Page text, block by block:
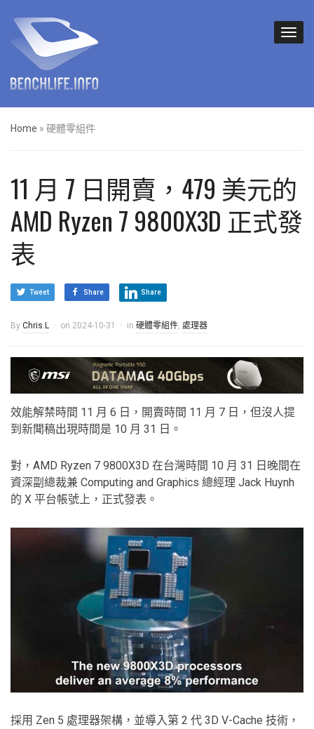
Home » 硬體零組件
11 月 7 日開賣，479 美元的
AMD Ryzen 7 9800X3D 正式發
表
Tweet Share Share
By Chris.L on 2024-10-31 in 硬體零組件, 處理器
效能解禁時間 11 月 6 日，開賣時間 11 月 7 日，但沒人提
到新聞稿出現時間是 10 月 31 日。
對，AMD Ryzen 7 9800X3D 在台灣時間 10 月 31 日晚間在
資深副總裁兼 Computing and Graphics 總經理 Jack Huynh
的 X 平台帳號上，正式發表。
採用 Zen 5 處理器架構，並導入第 2 代 3D V-Cache 技術，